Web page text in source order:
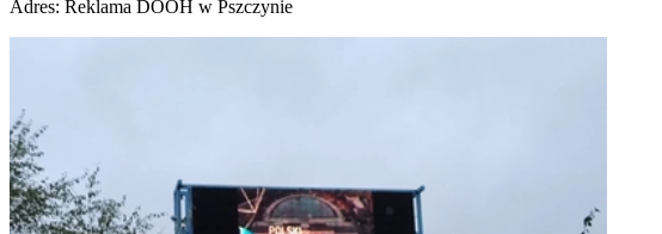
Adres: Reklama DOOH w Pszczynie